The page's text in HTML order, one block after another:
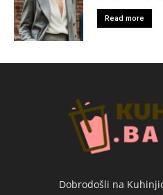
Read more
Dobrodošli na